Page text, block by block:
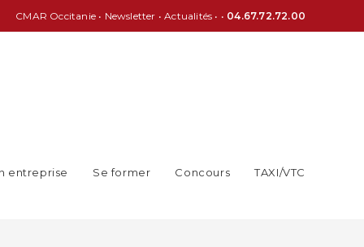
CMAR Occitanie• Newsletter •Actualités • • 04.67.72.72.00
entreprise Se former Concours TAXI/VTC